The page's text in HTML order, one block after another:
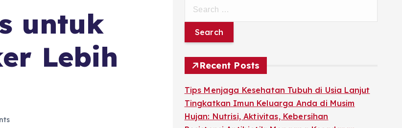
untuk
Lebih
r
c
o
r
:
Recent Posts
Tips Menjaga Kesehatan Tubuh di Usia Lanjut
Tingkatkan Imun Keluarga Anda di Musim
Hujan: Nutrisi, Aktivitas, Kebersihan